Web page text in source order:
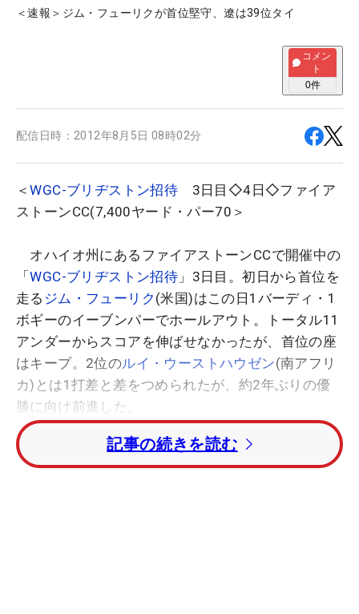
＜速報＞ジム・フューリクが首位堅守、遼は39位タイ
コメン
ト
0件
配信日時： 2012年8月5日 08時02分
＜WGC-ブリヂストン招待 3日目◇4日◇ファイア
ストーンCC(7,400ヤード・パー70＞
オハイオ州にあるファイアストーンCCで開催中の
「WGC-ブリヂストン招待 」3日目。初日から首位を
走る ジム・フューリク (米国)はこの日1バーディ・1
ボギーのイーブンパーでホールアウト。トータル11
アンダーからスコアを伸ばせなかったが、首位の座
はキープ。2位のルイ・ウーストハウゼン(南アフリ
カ)とは1打差と差をつめられたが、約2年ぶりの優
勝に向け前進した。
トータル7アンダー3位にはキーガン・ブラッドリ
ー(米国)、トータル6アンダー4位タイにはローリ
記事の続きを読む